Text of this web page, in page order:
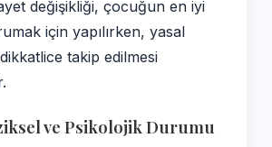
değişikliği, çocuğun en iyi
için yapılırken, yasal
takip edilmesi
ve Psikolojik Durumu